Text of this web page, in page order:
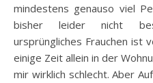
mindestens genauso viel
bisher leider nicht
ursprüngliches Frauchen ist
einige Zeit allein in der
mir wirklich schlecht. Aber